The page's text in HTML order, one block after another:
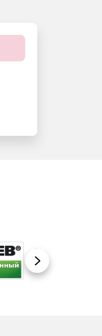
Вперед